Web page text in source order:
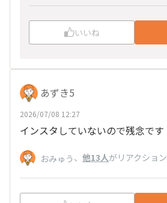
いいね
あずき5
2026/07/08 12:27
インスタしていないので残念です
おみゅう 、 他13人がリアクション